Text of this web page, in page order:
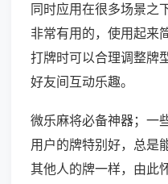
同时应用在很多场景之
非常有用的，使用起来
打牌时可以合理调整牌
好友间互动乐趣。
微乐麻将必备神器；一
用户的牌特别好，总是
其他人的牌一样，由此